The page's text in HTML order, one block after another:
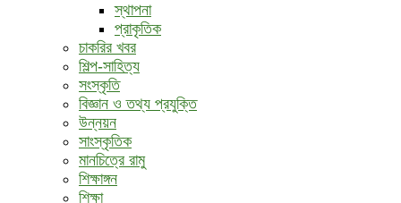
স্থাপনা
প্রাকৃতিক
চাকরির খবর
শিল্প-সাহিত্য
সংস্কৃতি
বিজ্ঞান ও তথ্য প্রযুক্তি
উন্নয়ন
সাংস্কৃতিক
মানচিত্রে রামু
শিক্ষাঙ্গন
শিক্ষা